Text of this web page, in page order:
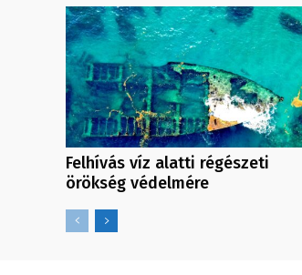
Felhívás víz alatti régészeti
örökség védelmére